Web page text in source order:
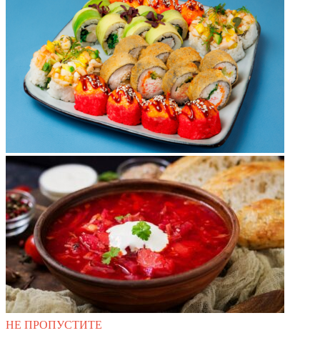
НЕ ПРОПУСТИТЕ